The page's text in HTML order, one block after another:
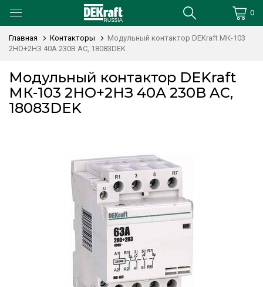
0
Главная Контакторы
Модульный контактор DEKraft МК-103
2НО+2НЗ 40А 230В AC, 18083DEK
Модульный контактор DEKraft
МК-103 2НО+2НЗ 40А 230В AC,
18083DEK